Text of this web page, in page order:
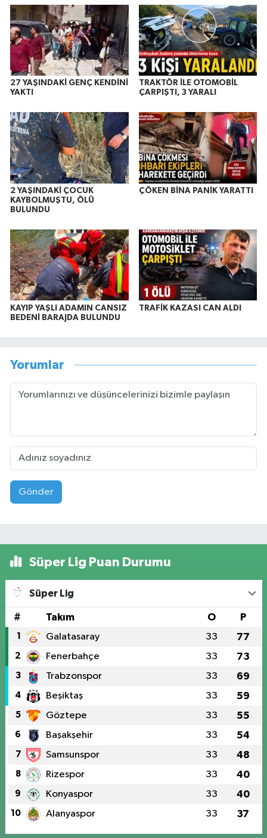
27 YAŞINDAKİ GENÇ KENDİNİ
YAKTI
TRAKTÖR İLE OTOMOBİL
ÇARPIŞTI, 3 YARALI
2 YAŞINDAKİ ÇOCUK
KAYBOLMUŞTU, ÖLÜ
BULUNDU
ÇÖKEN BİNA PANİK YARATTI
KAYIP YAŞLI ADAMIN CANSIZ
BEDENİ BARAJDA BULUNDU
TRAFİK KAZASI CAN ALDI
Yorumlar
Gönder
Süper Lig Puan Durumu
Süper Lig
# Takım O P
1 Galatasaray 33 77
2 Fenerbahçe 33 73
3 Trabzonspor 33 69
4 Beşiktaş 33 59
5 Göztepe 33 55
6 Başakşehir 33 54
7 Samsunspor 33 48
8 Rizespor 33 40
9 Konyaspor 33 40
10 Alanyaspor 33 37